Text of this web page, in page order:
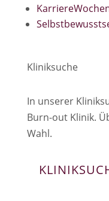
Kliniksuche
In unserer
Burn-out Klinik.
Wahl.